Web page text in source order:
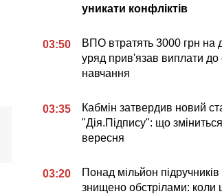
уникати конфліктів
03:50
ВПО втратять 3000 грн на
уряд прив'язав виплати до
навчання
03:35
Кабмін затвердив новий
"Дія.Підпису": що
вересня
03:20
Понад мільйон підручників
знищено обстрілами: коли